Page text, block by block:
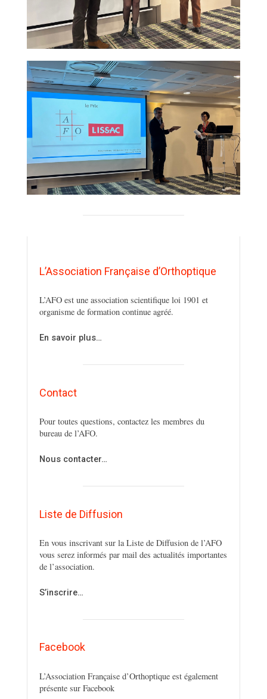
L’Association Française d’Orthoptique
L’AFO est une association scientifique loi 1901 et
organisme de formation continue agréé.
En savoir plus…
Contact
Pour toutes questions, contactez les membres du
bureau de l’AFO.
Nous contacter…
Liste de Diffusion
En vous inscrivant sur la Liste de Diffusion de l’AFO
vous serez informés par mail des actualités importantes
de l’association.
S’inscrire…
Facebook
L’Association Française d’Orthoptique est également
présente sur Facebook